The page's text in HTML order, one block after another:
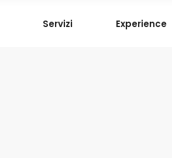
Servizi Experience